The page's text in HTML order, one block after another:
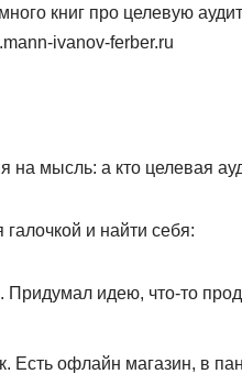
книг про целевую
ivanov-ferber.ru
на мысль: а кто целевая
и найти себя:
идею, что-то
Есть офлайн магазин, в